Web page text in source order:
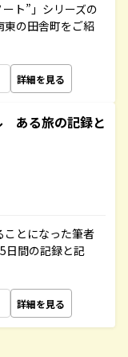
ト”」シリーズの
東の田舎町をご紹
詳細を見る
ある旅の記録と
ことになった筆者
日間の記録と記
詳細を見る